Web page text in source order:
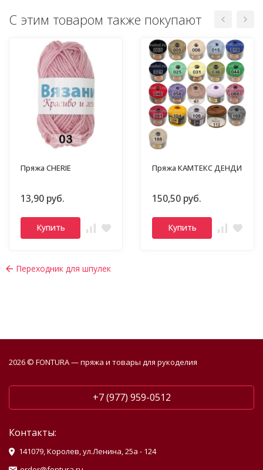
С этим товаром также покупают
Пряжа CHERIE
13,90 руб.
Купить
Пряжа КАМТЕКС ДЕНДИ
150,50 руб.
Купить
Переходник для шпулек
2026 © FONTURA — пряжа и товары для рукоделия
+7 (977) 959-0512
Контакты:
141079, Королев, ул.Ленина, 25а - 124